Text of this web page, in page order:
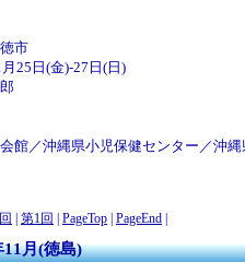
市
25日(金)-27日(日)
／沖縄県小児保健センター／沖縄
| 第1回 | PageTop | PageEnd |
月(徳島)